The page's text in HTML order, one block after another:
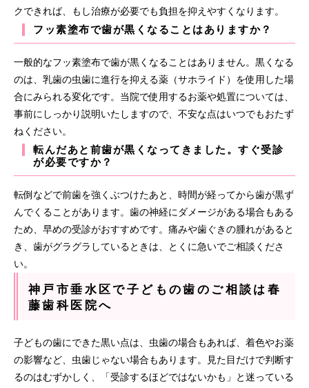
クできれば、もし治療が必要でも負担を抑えやすくなります。
フッ素塗布で歯が黒くなることはありますか？
一般的なフッ素塗布で歯が黒くなることはありません。黒くなる
のは、乳歯の虫歯に進行を抑える薬（サホライド）を使用した場
合にみられる変化です。当院で使用するお薬や処置については、
事前にしっかり説明いたしますので、不安な点はいつでもおたず
ねください。
転んだあと前歯が黒くなってきました。すぐ受診
が必要ですか？
転倒などで前歯を強くぶつけたあと、時間が経ってから歯が黒ず
んでくることがあります。歯の神経にダメージがある場合もある
ため、早めの受診がおすすめです。痛みや歯ぐきの腫れがあると
き、歯がグラグラしているときは、とくに急いでご相談くださ
い。
神戸市垂水区で子どもの歯のご相談は春
藤歯科医院へ
子どもの歯にできた黒い点は、虫歯の場合もあれば、着色やお薬
の影響など、虫歯じゃない場合もあります。見た目だけで判断す
るのはむずかしく、「受診するほどではないかも」と迷っている